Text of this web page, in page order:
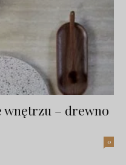
wnętrzu – drewno
0